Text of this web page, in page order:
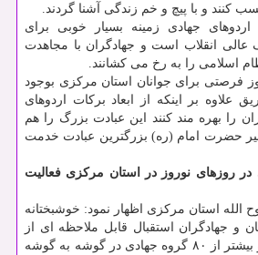
کنند و با پیچ و خم زندگی آشنا گردند.
جهادی زمینه بسیار خوبی برای
عالی انقلاب است و جهادگران با مجاهدت
اسلامی را به رخ می کشانند.
فرصتی برای جوانان استان مرکزی بوجود
علاوه بر اینکه از ابعاد برکات اردوهای
را بهره مند کنند این عبادت بزرگ را هم
حضرت امام (ره) بزرگترین عبادت خدمت
جهادی در روزهای نوروز در استان مرکزی فعالیت
الله استان مرکزی اظهار نمود: خوشبختانه
و جهادگران استقبال قابل ملاحظه ای از
اردوهای جهادی داشتند و بیشتر از ۸۰ گروه جهادی در گوشه به گوشه